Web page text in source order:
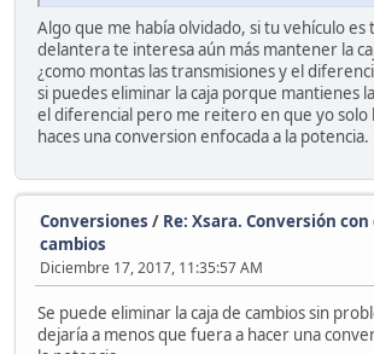
Algo que me había olvidado, si tu vehículo es
delantera te interesa aún más mantener la
¿como montas las transmisiones y el
si puedes eliminar la caja porque mantienes
el diferencial pero me reitero en que yo solo
haces una conversion enfocada a la potencia.
Conversiones / Re: Xsara. Conversión con
cambios
Diciembre 17, 2017, 11:35:57 AM
Se puede eliminar la caja de cambios sin
dejaría a menos que fuera a hacer una